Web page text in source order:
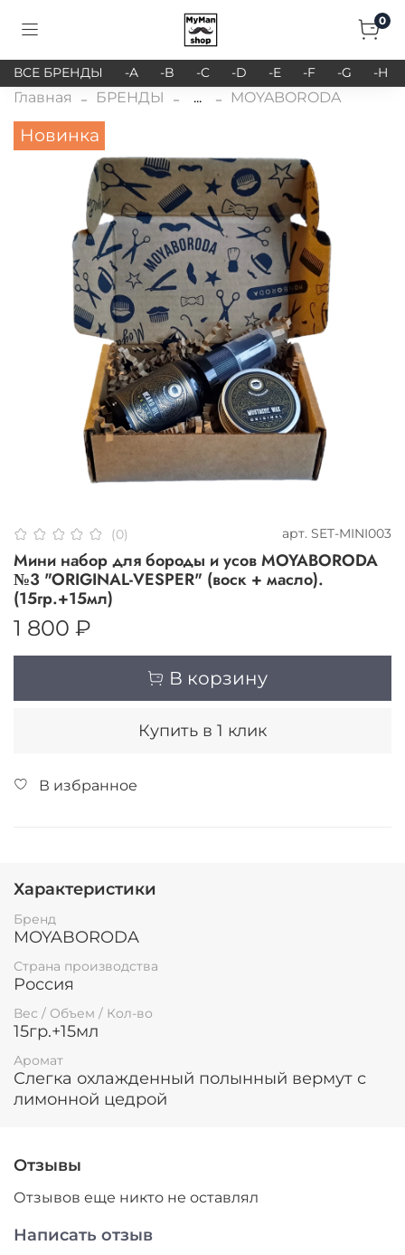
0
ВСЕ БРЕНДЫ -A -B -C -D -E -F -G -H
Главная БРЕНДЫ ... MOYABORODA
Новинка
(0) арт. SET-MINI003
Мини набор для бороды и усов MOYABORODA
№3 "ORIGINAL-VESPER" (воск + масло).
(15гр.+15мл)
1 800 ₽
В корзину
Купить в 1 клик
В избранное
Характеристики
Бренд
MOYABORODA
Страна производства
Россия
Вес / Объем / Кол-во
15гр.+15мл
Аромат
Слегка охлажденный полынный вермут с
лимонной цедрой
Отзывы
Отзывов еще никто не оставлял
Написать отзыв